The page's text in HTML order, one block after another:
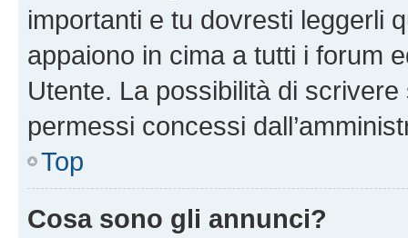
importanti e tu dovresti leggerli
appaiono in cima a tutti i forum
Utente. La possibilità di
permessi concessi
Top
Cosa sono gli annunci?